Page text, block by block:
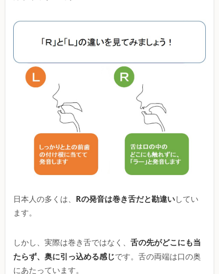
日本人の多くは、 Rの発音は巻き舌だと勘違いしてい
ます。
しかし、実際は巻き舌ではなく、 舌の先がどこにも当
たらず、奥に引っ込める感じです。舌の両端は口の奥
にあたっています。